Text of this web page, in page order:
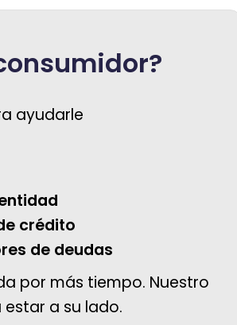
ayudarle
crédito
de deudas
por más tiempo. Nuestro
a su lado.